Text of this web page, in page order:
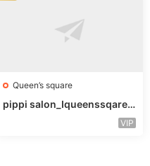
Queen’s square
pippi salon_Iqueenssqareo
VIP